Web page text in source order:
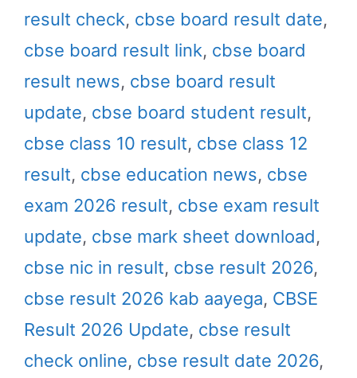
result check, cbse board result date,
cbse board result link, cbse board
result news, cbse board result
update, cbse board student result,
cbse class 10 result, cbse class 12
result, cbse education news, cbse
exam 2026 result, cbse exam result
update, cbse mark sheet download,
cbse nic in result, cbse result 2026,
cbse result 2026 kab aayega, CBSE
Result 2026 Update, cbse result
check online, cbse result date 2026,